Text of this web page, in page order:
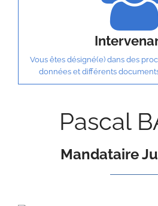
Vous êtes désigné(e) dans des
données et différents
Pascal
Mandataire